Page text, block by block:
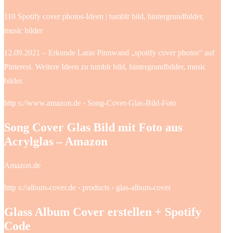
110 Spotify cover photos-Ideen | tumblr bild, hintergrundbilder,
music bilder
12.09.2021 – Erkunde Laras Pinnwand „spotify cover photos“ auf
Pinterest. Weitere Ideen zu tumblr bild, hintergrundbilder, music
bilder.
http s://www.amazon.de › Song-Cover-Glas-Bild-Foto
Song Cover Glas Bild mit Foto aus
Acrylglas – Amazon
Amazon.de
http s://album-cover.de › products › glas-album-cover
Glass Album Cover erstellen + Spotify
Code